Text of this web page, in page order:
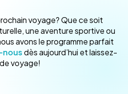
voyage? Que ce soit
une aventure sportive ou
avons le programme parfait
dès aujourd’hui et laissez-
voyage!